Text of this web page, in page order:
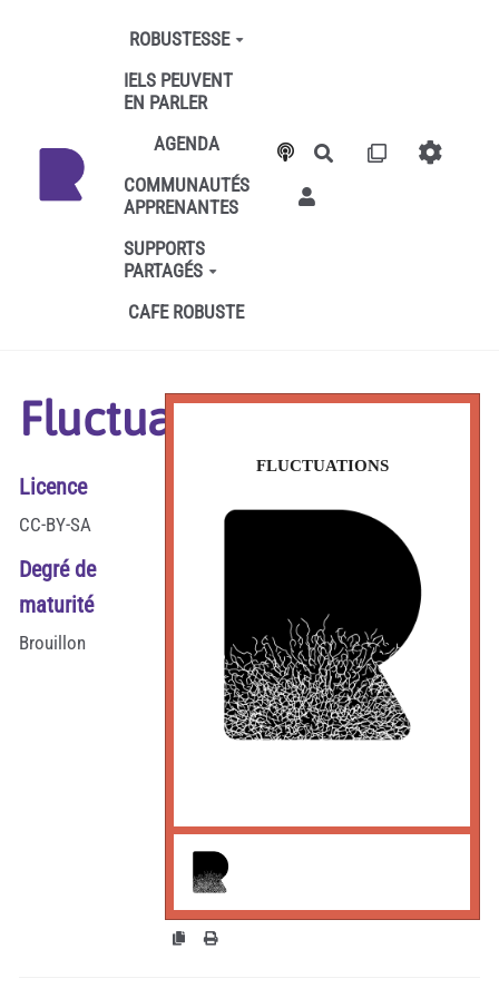
Aller au contenu principal
ROBUSTESSE
IELS PEUVENT
EN PARLER
AGENDA
COMMUNAUTÉS
APPRENANTES
SUPPORTS
PARTAGÉS
CAFE ROBUSTE
Rechercher
FLUCTUATIONS
FLUCTUATIONS
Fluctuations
Licence
CC-BY-SA
Degré de
maturité
Brouillon